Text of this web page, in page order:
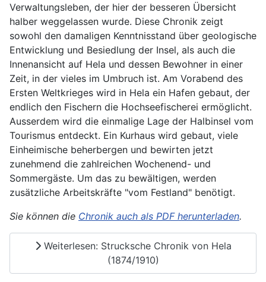
Verwaltungsleben, der hier der besseren Übersicht
halber weggelassen wurde. Diese Chronik zeigt
sowohl den damaligen Kenntnisstand über geologische
Entwicklung und Besiedlung der Insel, als auch die
Innenansicht auf Hela und dessen Bewohner in einer
Zeit, in der vieles im Umbruch ist. Am Vorabend des
Ersten Weltkrieges wird in Hela ein Hafen gebaut, der
endlich den Fischern die Hochseefischerei ermöglicht.
Ausserdem wird die einmalige Lage der Halbinsel vom
Tourismus entdeckt. Ein Kurhaus wird gebaut, viele
Einheimische beherbergen und bewirten jetzt
zunehmend die zahlreichen Wochenend- und
Sommergäste. Um das zu bewältigen, werden
zusätzliche Arbeitskräfte "vom Festland" benötigt.
Sie können die Chronik auch als PDF herunterladen.
Weiterlesen: Strucksche Chronik von Hela
(1874/1910)